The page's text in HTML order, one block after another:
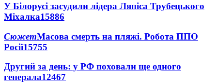
У Білорусі засудили лідера Ляпіса Трубецького
Міхалка15886
СюжетМасова смерть на пляжі. Робота ППО
Росії15755
Другий за день: у РФ поховали ще одного
генерала12467